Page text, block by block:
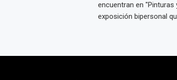
encuentran en "Pinturas
exposición bipersonal